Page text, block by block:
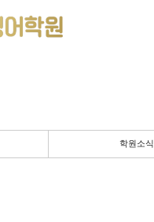
학원소식